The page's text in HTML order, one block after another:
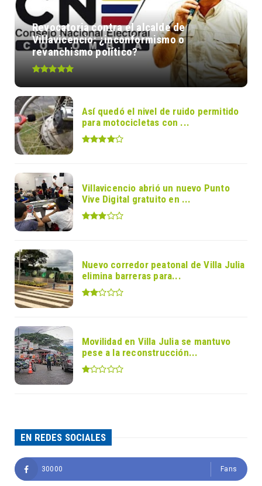
Revocatoria contra el alcalde de
Villavicencio: ¿inconformismo o
revanchismo político?
Así quedó el nivel de ruido permitido
para motocicletas con ...
Villavicencio abrió un nuevo Punto
Vive Digital gratuito en ...
Nuevo corredor peatonal de Villa Julia
elimina barreras para...
Movilidad en Villa Julia se mantuvo
pese a la reconstrucción...
EN REDES SOCIALES
30000 Fans